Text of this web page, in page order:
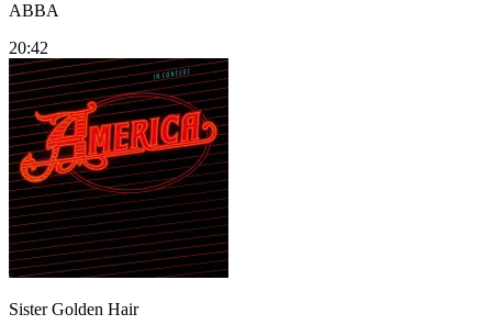
ABBA
20:42
Sister Golden Hair